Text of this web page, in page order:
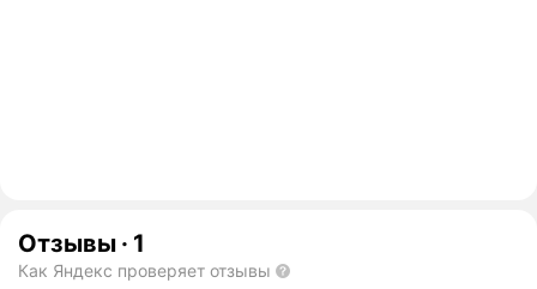
Отзывы · 1
Как Яндекс проверяет отзывы